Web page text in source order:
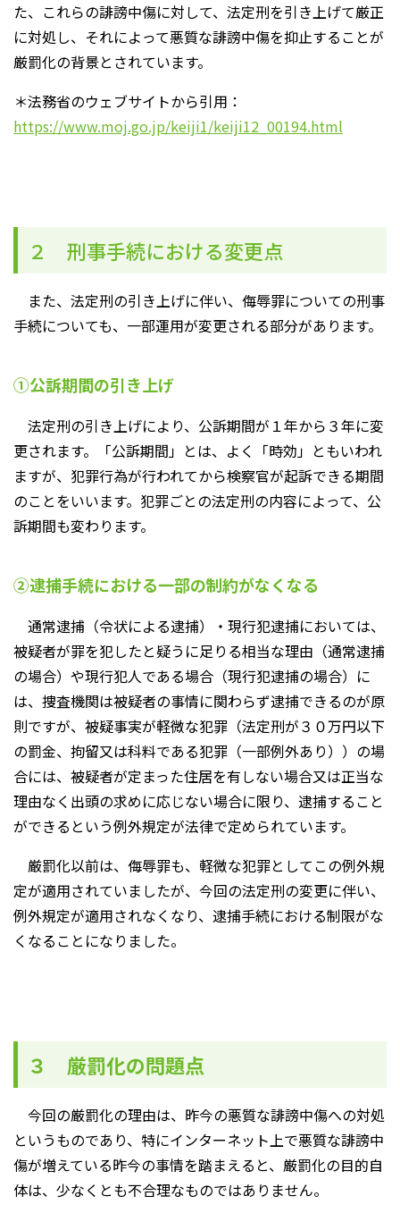
た、これらの誹謗中傷に対して、法定刑を引き上げて厳正
に対処し、それによって悪質な誹謗中傷を抑止することが
厳罰化の背景とされています。
＊法務省のウェブサイトから引用：
https://www.moj.go.jp/keiji1/keiji12_00194.html
２ 刑事手続における変更点
また、法定刑の引き上げに伴い、侮辱罪についての刑事
手続についても、一部運用が変更される部分があります。
①公訴期間の引き上げ
法定刑の引き上げにより、公訴期間が１年から３年に変
更されます。「公訴期間」とは、よく「時効」ともいわれ
ますが、犯罪行為が行われてから検察官が起訴できる期間
のことをいいます。犯罪ごとの法定刑の内容によって、公
訴期間も変わります。
②逮捕手続における一部の制約がなくなる
通常逮捕（令状による逮捕）・現行犯逮捕においては、
被疑者が罪を犯したと疑うに足りる相当な理由（通常逮捕
の場合）や現行犯人である場合（現行犯逮捕の場合）に
は、捜査機関は被疑者の事情に関わらず逮捕できるのが原
則ですが、被疑事実が軽微な犯罪（法定刑が３０万円以下
の罰金、拘留又は科料である犯罪（一部例外あり））の場
合には、被疑者が定まった住居を有しない場合又は正当な
理由なく出頭の求めに応じない場合に限り、逮捕すること
ができるという例外規定が法律で定められています。
厳罰化以前は、侮辱罪も、軽微な犯罪としてこの例外規
定が適用されていましたが、今回の法定刑の変更に伴い、
例外規定が適用されなくなり、逮捕手続における制限がな
くなることになりました。
３ 厳罰化の問題点
今回の厳罰化の理由は、昨今の悪質な誹謗中傷への対処
というものであり、特にインターネット上で悪質な誹謗中
傷が増えている昨今の事情を踏まえると、厳罰化の目的自
体は、少なくとも不合理なものではありません。